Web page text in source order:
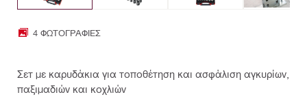
4 ΦΩΤΟΓΡΑΦΊΕΣ
Σετ με καρυδάκια για τοποθέτηση και ασφάλιση αγκυρίων,
παξιμαδιών και κοχλιών